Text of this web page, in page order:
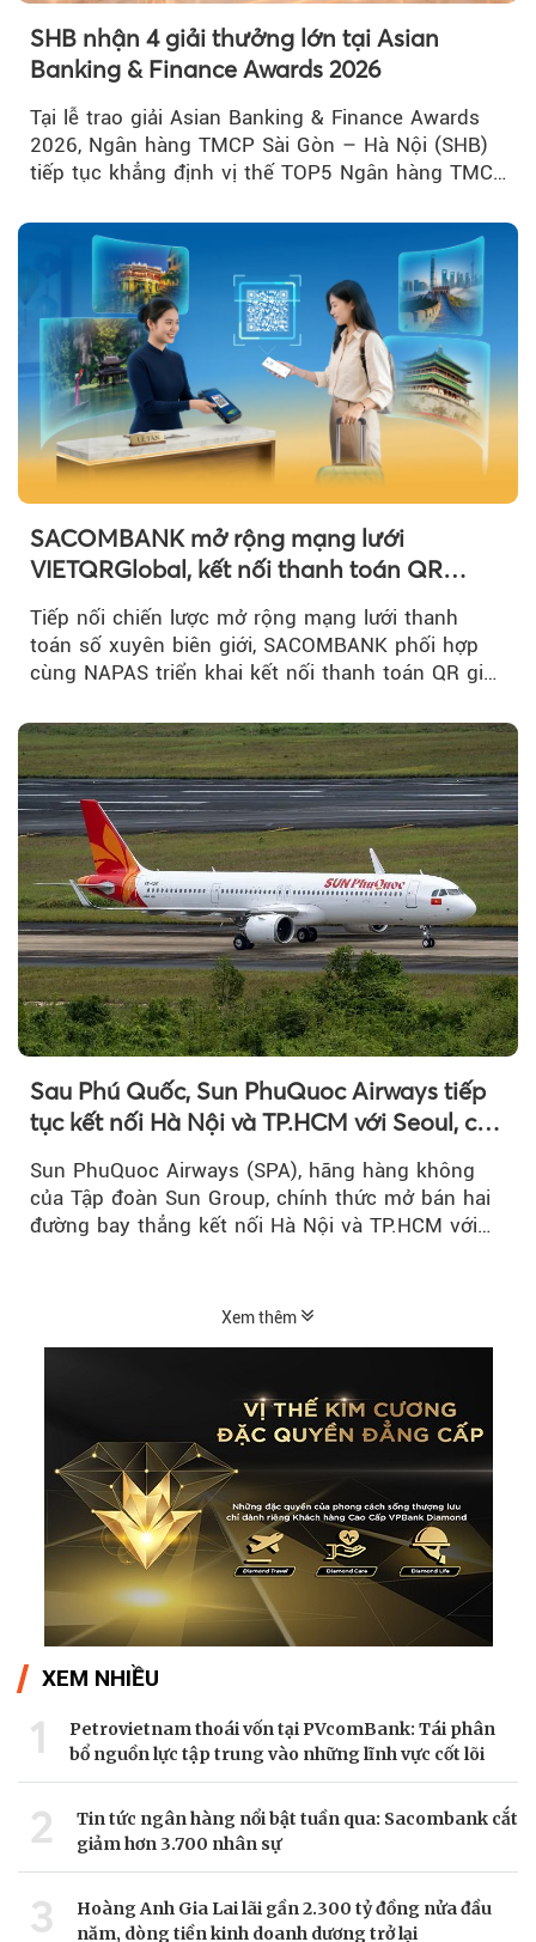
SHB nhận 4 giải thưởng lớn tại Asian
Banking & Finance Awards 2026
Tại lễ trao giải Asian Banking & Finance Awards
2026, Ngân hàng TMCP Sài Gòn – Hà Nội (SHB)
tiếp tục khẳng định vị thế TOP5 Ngân hàng TMCP
SACOMBANK mở rộng mạng lưới
VIETQRGlobal, kết nối thanh toán QR
xuyên biên giới với Singapore
Tiếp nối chiến lược mở rộng mạng lưới thanh
toán số xuyên biên giới, SACOMBANK phối hợp
cùng NAPAS triển khai kết nối thanh toán QR giữa
Sau Phú Quốc, Sun PhuQuoc Airways tiếp
tục kết nối Hà Nội và TP.HCM với Seoul, cất
Sun PhuQuoc Airways (SPA), hãng hàng không
của Tập đoàn Sun Group, chính thức mở bán hai
đường bay thẳng kết nối Hà Nội và TP.HCM với
Xem thêm
XEM NHIỀU
1
Petrovietnam thoái vốn tại PVcomBank: Tái phân
bổ nguồn lực tập trung vào những lĩnh vực cốt lõi
2
Tin tức ngân hàng nổi bật tuần qua: Sacombank cắt
giảm hơn 3.700 nhân sự
3
Hoàng Anh Gia Lai lãi gần 2.300 tỷ đồng nửa đầu
năm, dòng tiền kinh doanh dương trở lại